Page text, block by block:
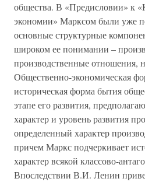
общества. В «Предисловии» к
экономии» Марксом были уже
основные структурные
широком ее понимании –
производственные отношения,
Общественно-экономическая
историческая форма бытия
этапе его развития,
характер и уровень развития
определенный характер
причем Маркс подчеркивает
характер всякой классово-
Впоследствии В.И. Ленин